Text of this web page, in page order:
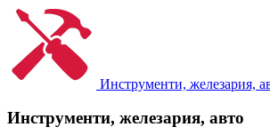
Инструменти, железария,
Инструменти, железария, авто